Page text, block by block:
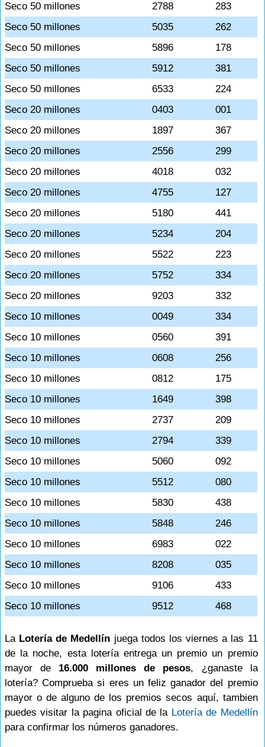
Seco 50 millones
2788
283
Seco 50 millones
5035
262
Seco 50 millones
5896
178
Seco 50 millones
5912
381
Seco 50 millones
6533
224
Seco 20 millones
0403
001
Seco 20 millones
1897
367
Seco 20 millones
2556
299
Seco 20 millones
4018
032
Seco 20 millones
4755
127
Seco 20 millones
5180
441
Seco 20 millones
5234
204
Seco 20 millones
5522
223
Seco 20 millones
5752
334
Seco 20 millones
9203
332
Seco 10 millones
0049
334
Seco 10 millones
0560
391
Seco 10 millones
0608
256
Seco 10 millones
0812
175
Seco 10 millones
1649
398
Seco 10 millones
2737
209
Seco 10 millones
2794
339
Seco 10 millones
5060
092
Seco 10 millones
5512
080
Seco 10 millones
5830
438
Seco 10 millones
5848
246
Seco 10 millones
6983
022
Seco 10 millones
8208
035
Seco 10 millones
9106
433
Seco 10 millones
9512 468
La Lotería de Medellín juega todos los viernes a las 11
de la noche, esta lotería entrega un premio un premio
mayor de 16.000 millones de pesos, ¿ganaste la
lotería? Comprueba si eres un feliz ganador del premio
mayor o de alguno de los premios secos aquí, tambien
puedes visitar la pagina oficial de la Lotería de Medellín
para confirmar los números ganadores.